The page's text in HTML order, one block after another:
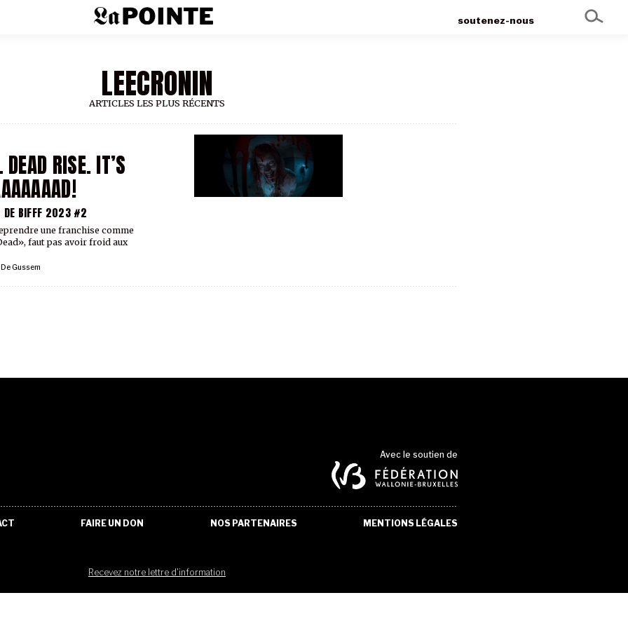
soutenez-nous
LEECRONIN
ARTICLES LES PLUS RÉCENTS
DEAD RISE. IT’S
DE BIFFF 2023 #2
Gussem
une franchise comme
faut pas avoir froid aux
Avec le soutien de
FAIRE UN DON NOS PARTENAIRES MENTIONS LÉGALES
Recevez notre lettre d'information